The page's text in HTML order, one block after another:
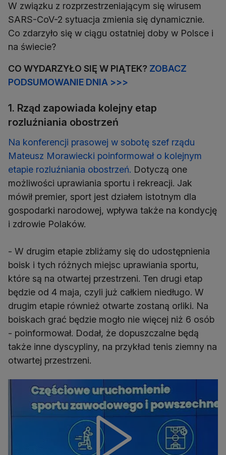
W związku z rozprzestrzeniającym się wirusem
SARS-CoV-2 sytuacja zmienia się dynamicznie.
Co zdarzyło się w ciągu ostatniej doby w Polsce i
na świecie?
CO WYDARZYŁO SIĘ W PIĄTEK? ZOBACZ
PODSUMOWANIE DNIA >>>
1. Rząd zapowiada kolejny etap
rozluźniania obostrzeń
Na konferencji prasowej w sobotę szef rządu
Mateusz Morawiecki poinformował o kolejnym
etapie rozluźniania obostrzeń. Dotyczą one
możliwości uprawiania sportu i rekreacji. Jak
mówił premier, sport jest działem istotnym dla
gospodarki narodowej, wpływa także na kondycję
i zdrowie Polaków.
- W drugim etapie zbliżamy się do udostępnienia
boisk i tych różnych miejsc uprawiania sportu,
które są na otwartej przestrzeni. Ten drugi etap
będzie od 4 maja, czyli już całkiem niedługo. W
drugim etapie również otwarte zostaną orliki. Na
boiskach grać będzie mogło nie więcej niż 6 osób
- poinformował. Dodał, że dopuszczalne będą
także inne dyscypliny, na przykład tenis ziemny na
otwartej przestrzeni.